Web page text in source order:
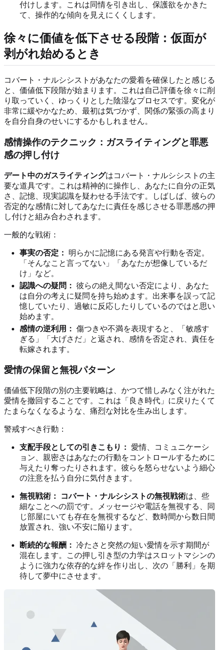
付けします。これは同情を引き出し、保護欲をかきた
て、操作的な傾向を見えにくくします。
徐々に価値を低下させる段階：仮面が
剥がれ始めるとき
コバート・ナルシシストがあなたの愛着を確保したと感じる
と、価値低下段階が始まります。これは自己評価を徐々に削
り取っていく、ゆっくりとした陰湿なプロセスです。変化が
非常に緩やかなため、最初は気づかず、関係の緊張の高まり
を自分自身のせいにするかもしれません。
感情操作のテクニック：ガスライティングと罪悪
感の押し付け
デート中のガスライティングはコバート・ナルシシストの主
要な道具です。これは精神的に操作し、あなたに自分の正気
さ、記憶、現実認識を疑わせる手法です。しばしば、彼らの
否定的な感情に対してあなたに責任を感じさせる罪悪感の押
し付けと組み合わされます。
一般的な戦術：
事実の否定：
明らかに記憶にある発言や行動を否定。
「そんなこと言ってない」「あなたが想像しているだ
け」など。
認識への疑問： 彼らの絶え間ない否定により、あなた
は自分の考えに疑問を持ち始めます。出来事を誤って記
憶していたり、過敏に反応したりしているのではと思い
始めます。
感情の逆利用： 傷つきや不満を表現すると、「敏感す
ぎる」「大げさだ」と返され、感情を否定され、責任を
転嫁されます。
愛情の保留と無視パターン
価値低下段階の別の主要戦略は、かつて惜しみなく注がれた
愛情を撤回することです。これは「良き時代」に戻りたくて
たまらなくなるような、痛烈な対比を生み出します。
警戒すべき行動：
支配手段としての引きこもり： 愛情、コミュニケーシ
ョン、親密さはあなたの行動をコントロールするために
与えたり奪ったりされます。彼らを怒らせないよう細心
の注意を払う自分に気付きます。
無視戦術： コバート・ナルシシストの無視戦術は、些
細なことへの罰です。メッセージや電話を無視する、同
じ部屋にいても存在を無視するなど、数時間から数日間
放置され、強い不安に陥ります。
断続的な報酬： 冷たさと突然の短い愛情を示す期間が
混在します。この押し引き型の力学はスロットマシンの
ように強力な依存的な絆を作り出し、次の「勝利」を期
待して夢中にさせます。